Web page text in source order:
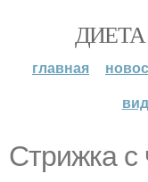
главная
Стрижка с